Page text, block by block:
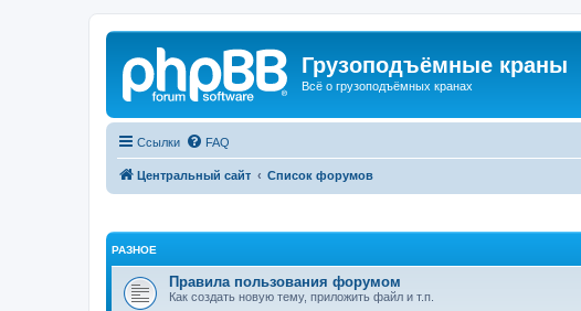
Грузоподъёмные краны
Всё о грузоподъёмных кранах
Ссылки FAQ
Центральный сайт Список форумов
РАЗНОЕ
Правила пользования форумом
Как создать новую тему, приложить файл и т.п.